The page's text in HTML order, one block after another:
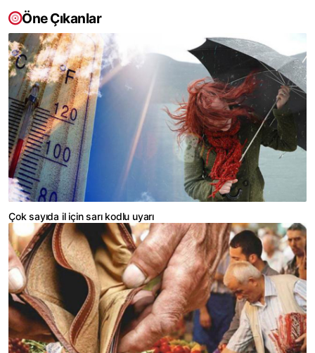
Öne Çıkanlar
Çok sayıda il için sarı kodlu uyarı